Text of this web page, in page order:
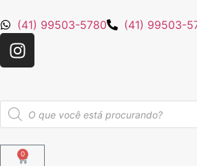
(41) 99503-5780 (41) 99503-
0